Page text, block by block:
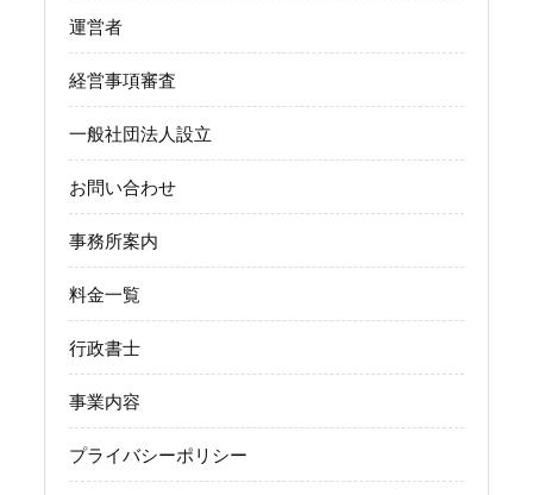
運営者
経営事項審査
一般社団法人設立
お問い合わせ
事務所案内
料金一覧
行政書士
事業内容
プライバシーポリシー